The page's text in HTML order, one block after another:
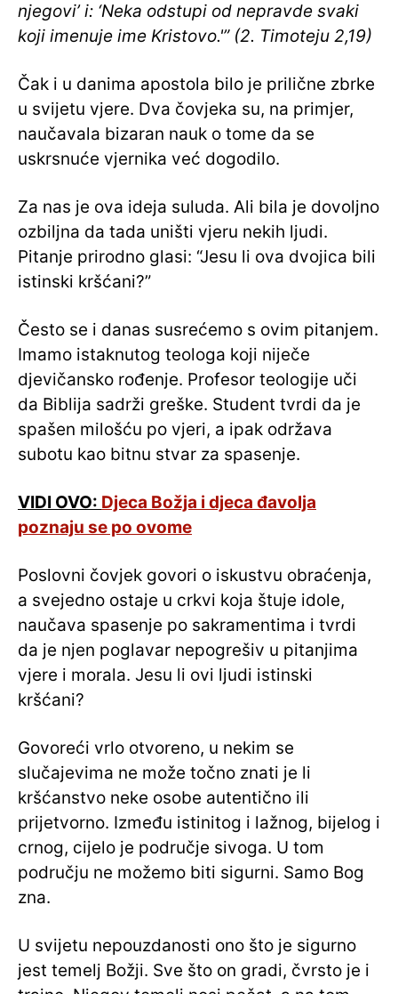
njegovi’ i: ‘Neka odstupi od nepravde svaki
koji imenuje ime Kristovo.'” (2. Timoteju 2,19)
Čak i u danima apostola bilo je prilične zbrke
u svijetu vjere. Dva čovjeka su, na primjer,
naučavala bizaran nauk o tome da se
uskrsnuće vjernika već dogodilo.
Za nas je ova ideja suluda. Ali bila je dovoljno
ozbiljna da tada uništi vjeru nekih ljudi.
Pitanje prirodno glasi: “Jesu li ova dvojica bili
istinski kršćani?”
Često se i danas susrećemo s ovim pitanjem.
Imamo istaknutog teologa koji niječe
djevičansko rođenje. Profesor teologije uči
da Biblija sadrži greške. Student tvrdi da je
spašen milošću po vjeri, a ipak održava
subotu kao bitnu stvar za spasenje.
VIDI OVO: Djeca Božja i djeca đavolja
poznaju se po ovome
Poslovni čovjek govori o iskustvu obraćenja,
a svejedno ostaje u crkvi koja štuje idole,
naučava spasenje po sakramentima i tvrdi
da je njen poglavar nepogrešiv u pitanjima
vjere i morala. Jesu li ovi ljudi istinski
kršćani?
Govoreći vrlo otvoreno, u nekim se
slučajevima ne može točno znati je li
kršćanstvo neke osobe autentično ili
prijetvorno. Između istinitog i lažnog, bijelog i
crnog, cijelo je područje sivoga. U tom
području ne možemo biti sigurni. Samo Bog
zna.
U svijetu nepouzdanosti ono što je sigurno
jest temelj Božji. Sve što on gradi, čvrsto je i